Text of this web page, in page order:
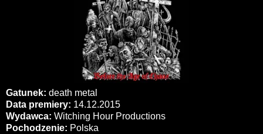
Gatunek: death metal
Data premiery: 14.12.2015
Wydawca: Witching Hour Productions
Pochodzenie: Polska